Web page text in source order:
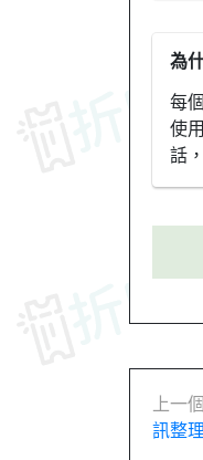
為
每
使
話
文
上一
訊整理